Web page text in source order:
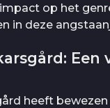
op het
in deze
Een
heeft